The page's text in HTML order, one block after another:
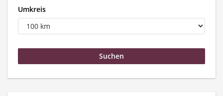
Umkreis